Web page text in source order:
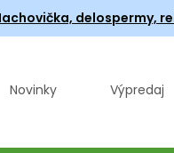
delospermy,
Novinky Výpredaj